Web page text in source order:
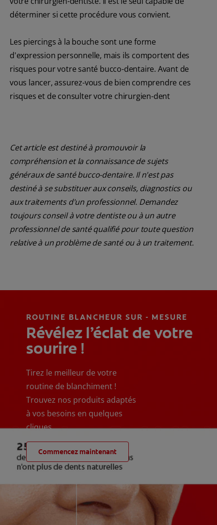
déterminer si cette procédure vous convient.
Les piercings à la bouche sont une forme
d'expression personnelle, mais ils comportent des
risques pour votre santé bucco-dentaire. Avant de
vous lancer, assurez-vous de bien comprendre ces
risques et de consulter votre chirurgien-dent
Cet article est destiné à promouvoir la
compréhension et la connaissance de sujets
généraux de santé bucco-dentaire. Il n'est pas
destiné à se substituer aux conseils, diagnostics ou
aux traitements d'un professionnel. Demandez
toujours conseil à votre dentiste ou à un autre
professionnel de santé qualifié pour toute question
relative à un problème de santé ou à un traitement.
ROUTINE BLANCHEUR SUR - MESURE
Révélez l’éclat de votre
sourire !
Tirez le meilleur de votre
routine de blanchiment !
Trouvez nos produits adaptés
à vos besoins en quelques
cliques
Commencez maintenant